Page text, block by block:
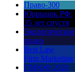
Право-300
Юррынок РФ:
35 лет спустя
Экологическое
право
Best Law
Firm Marketing
ПМЮФ 2026